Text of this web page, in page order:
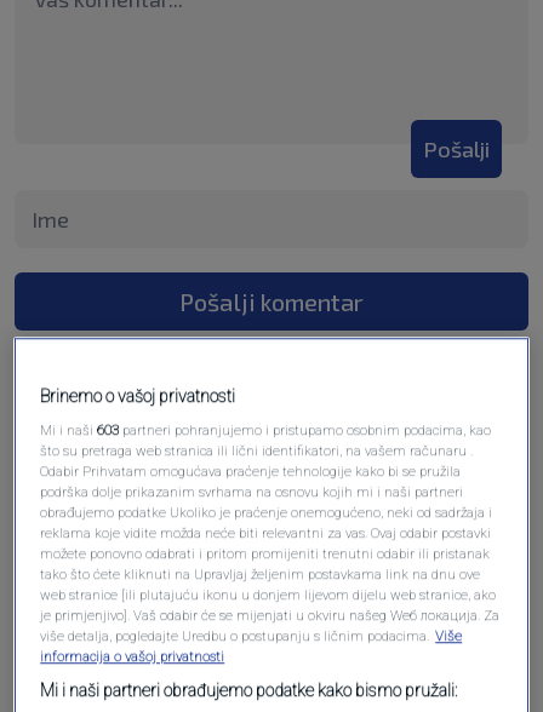
Pošalji
Pošalji komentar
Oglas
Brinemo o vašoj privatnosti
Mi i naši603 partneri pohranjujemo i pristupamo osobnim podacima, kao
što su pretraga web stranica ili lični identifikatori, na vašem računaru .
Odabir Prihvatam omogućava praćenje tehnologije kako bi se pružila
podrška dolje prikazanim svrhama na osnovu kojih mi i naši partneri
obrađujemo podatke Ukoliko je praćenje onemogućeno, neki od sadržaja i
reklama koje vidite možda neće biti relevantni za vas. Ovaj odabir postavki
možete ponovno odabrati i pritom promijeniti trenutni odabir ili pristanak
tako što ćete kliknuti na Upravljaj željenim postavkama link na dnu ove
web stranice [ili plutajuću ikonu u donjem lijevom dijelu web stranice, ako
je primjenjivo]. Vaš odabir će se mijenjati u okviru našeg Wеб локација. Za
više detalja, pogledajte Uredbu o postupanju s ličnim podacima. Više
informacija o vašoj privatnosti
Mi i naši partneri obrađujemo podatke kako bismo pružali: